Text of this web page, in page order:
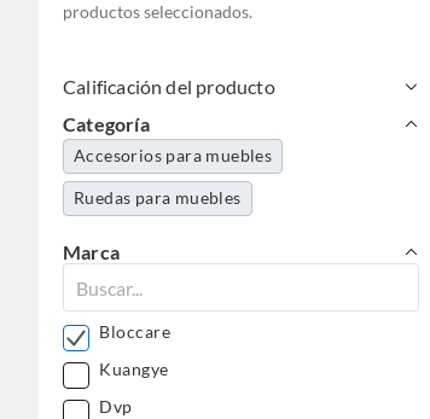
productos seleccionados.
Calificación del producto
Categoría
Accesorios para muebles
Ruedas para muebles
Marca
Bloccare
Kuangye
Dvp